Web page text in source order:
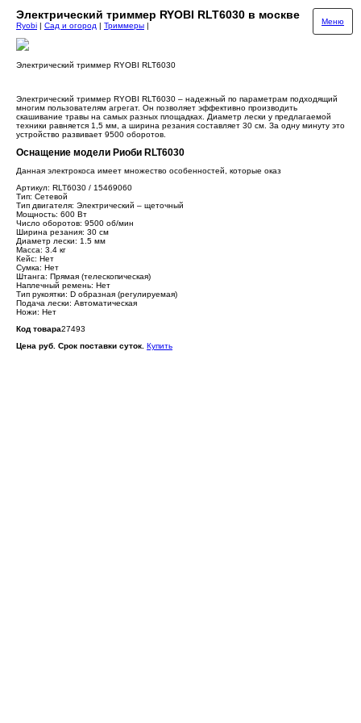
Электрический триммер RYOBI RLT6030 в москве
Меню
Ryobi | Сад и огород | Триммеры |
Электрический триммер RYOBI RLT6030
Электрический триммер RYOBI RLT6030 – надежный по параметрам подходящий
многим пользователям агрегат. Он позволяет эффективно производить
скашивание травы на самых разных площадках. Диаметр лески у предлагаемой
техники равняется 1,5 мм, а ширина резания составляет 30 см. За одну минуту это
устройство развивает 9500 оборотов.
Оснащение модели Риоби RLT6030
Данная электрокоса имеет множество особенностей, которые оказ
Артикул: RLT6030 / 15469060
Тип: Сетевой
Тип двигателя: Электрический – щеточный
Мощность: 600 Вт
Число оборотов: 9500 об/мин
Ширина резания: 30 см
Диаметр лески: 1.5 мм
Масса: 3.4 кг
Кейс: Нет
Сумка: Нет
Штанга: Прямая (телескопическая)
Наплечный ремень: Нет
Тип рукоятки: D образная (регулируемая)
Подача лески: Автоматическая
Ножи: Нет
Код товара27493
Цена руб. Срок поставки суток. Купить